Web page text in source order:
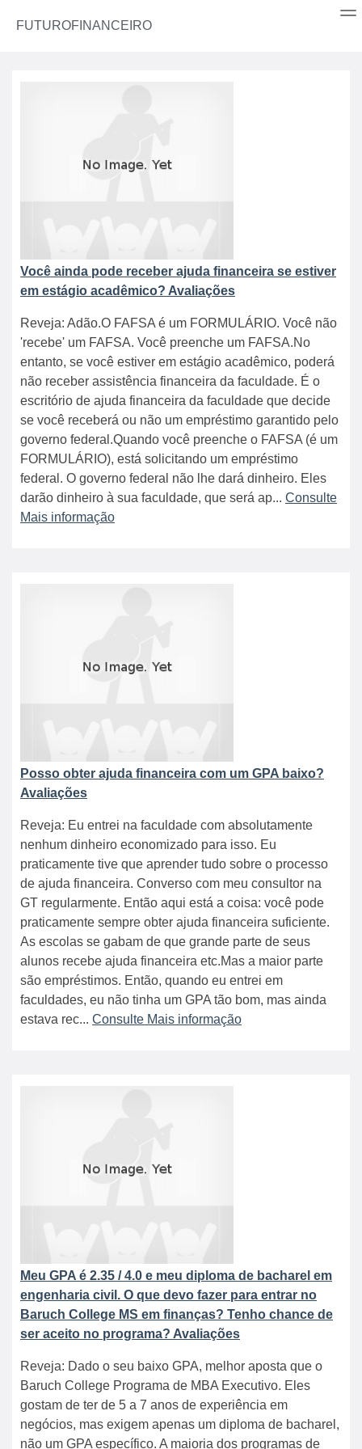
FUTUROFINANCEIRO
Você ainda pode receber ajuda financeira se estiver
em estágio acadêmico? Avaliações
Reveja: Adão.O FAFSA é um FORMULÁRIO. Você não
'recebe' um FAFSA. Você preenche um FAFSA.No
entanto, se você estiver em estágio acadêmico, poderá
não receber assistência financeira da faculdade. É o
escritório de ajuda financeira da faculdade que decide
se você receberá ou não um empréstimo garantido pelo
governo federal.Quando você preenche o FAFSA (é um
FORMULÁRIO), está solicitando um empréstimo
federal. O governo federal não lhe dará dinheiro. Eles
darão dinheiro à sua faculdade, que será ap... Consulte
Mais informação
Posso obter ajuda financeira com um GPA baixo?
Avaliações
Reveja: Eu entrei na faculdade com absolutamente
nenhum dinheiro economizado para isso. Eu
praticamente tive que aprender tudo sobre o processo
de ajuda financeira. Converso com meu consultor na
GT regularmente. Então aqui está a coisa: você pode
praticamente sempre obter ajuda financeira suficiente.
As escolas se gabam de que grande parte de seus
alunos recebe ajuda financeira etc.Mas a maior parte
são empréstimos. Então, quando eu entrei em
faculdades, eu não tinha um GPA tão bom, mas ainda
estava rec... Consulte Mais informação
Meu GPA é 2.35 / 4.0 e meu diploma de bacharel em
engenharia civil. O que devo fazer para entrar no
Baruch College MS em finanças? Tenho chance de
ser aceito no programa? Avaliações
Reveja: Dado o seu baixo GPA, melhor aposta que o
Baruch College Programa de MBA Executivo. Eles
gostam de ter de 5 a 7 anos de experiência em
negócios, mas exigem apenas um diploma de bacharel,
não um GPA específico. A maioria dos programas de